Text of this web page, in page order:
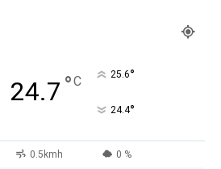
24.7 °C 25.6°
24.4°
0.5kmh 0 %